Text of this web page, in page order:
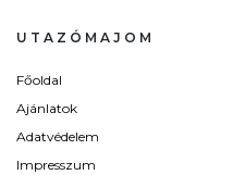
UTAZÓMAJOM
Főoldal
Ajánlatok
Adatvédelem
Impresszum